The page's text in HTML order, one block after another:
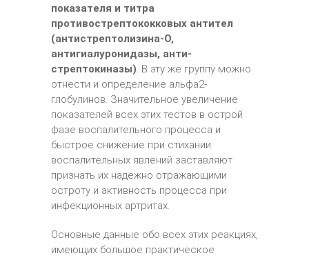
показателя и титра
противострептококковых антител
(антистрептолизина-О,
антигиалуронидазы, анти-
стрептокиназы). В эту же группу можно
отнести и определение альфа2-
глобулинов. Значительное увеличение
показателей всех этих тестов в острой
фазе воспалительного процесса и
быстрое снижение при стихании
воспалительных явлений заставляют
признать их надежно отражающими
остроту и активность процесса при
инфекционных артритах.
Основные данные обо всех этих реакциях,
имеющих большое практическое